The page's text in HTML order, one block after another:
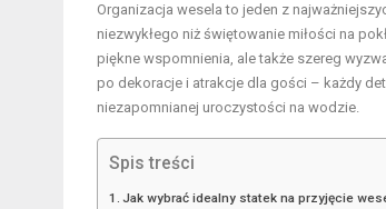
Organizacja wesela to jeden z
niezwykłego niż świętowanie miłości na
piękne wspomnienia, ale także szereg
po dekoracje i atrakcje dla gości – każdy
niezapomnianej uroczystości na wodzie.
Spis treści
Jak wybrać idealny statek na przyjęcie